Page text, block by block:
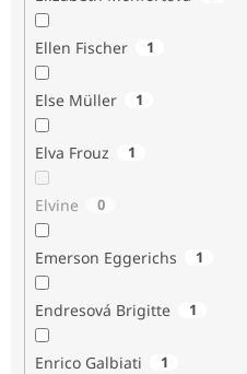
Ellen Fischer 1
Else Müller 1
Elva Frouz 1
Elvine 0
Emerson Eggerichs 1
Endresová Brigitte 1
Enrico Galbiati 1